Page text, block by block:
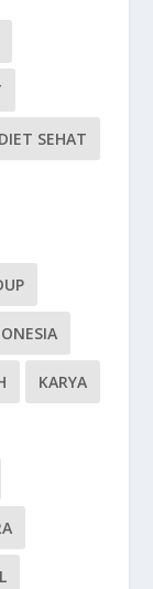
DIET SEHAT
KARYA